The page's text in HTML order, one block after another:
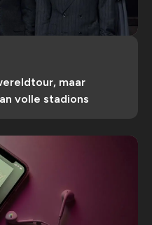
maar
volle stadions